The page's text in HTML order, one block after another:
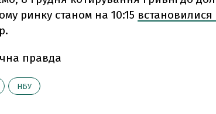
ринку станом на 10:15 встановилися
правда
НБУ